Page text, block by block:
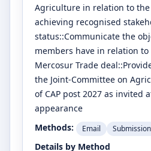
Agriculture in relation to
achieving recognised
status::Communicate the
members have in relation
Mercosur Trade
the Joint-Committee on
of CAP post 2027 as invited
appearance
Methods:
Email Submission
Details by Method